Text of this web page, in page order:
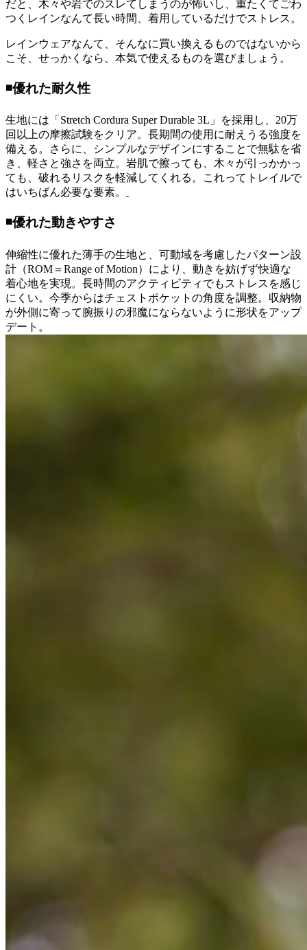
だと、木々や岩でのスレてしまうのが怖いし、重たくてごわ
つくレインなんて長い時間、着用しているだけでストレス。
レインウェアなんて、そんなに買い換えるものではないから
こそ、せっかくなら、本気で使えるものを選びましょう。
◾️優れた耐久性
生地には「Stretch Cordura Super Durable 3L」を採用し、20万
回以上の摩擦試験をクリア。長期間の使用に耐えうる強度を
備える。さらに、シンプルなデザインにすることで無駄を省
き、軽さと強さを両立。岩肌で擦っても、木々が引っかかっ
ても、破れるリスクを軽減してくれる。これってトレイルで
はいちばん必要な要素。
◾️優れた動きやすさ
伸縮性に優れた薄手の生地と、可動域を考慮したパターン設
計（ROM＝Range of Motion）により、動きを妨げず快適な
着心地を実現。長時間のアクティビティでもストレスを感じ
にくい。今季からはチェストポケットの角度を調整。収納物
が外側に寄って腕振りの邪魔にならないように形状をアップ
デート。